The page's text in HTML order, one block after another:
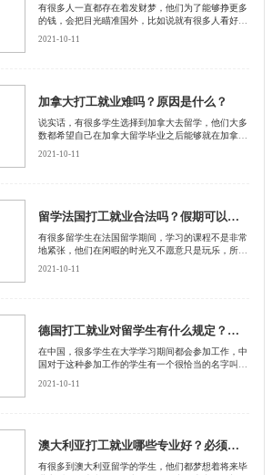
有很多人一直都存在着发财梦，他们为了能够挣更多
的钱，会把目光瞄准国外，比如说就有很多人看好到
2021-10-11
加拿大打工就业难吗？原因是什么？
说实话，有很多学生选择到加拿大去留学，他们大多
数都希望自己在加拿大留学毕业之后能够就在加拿大
2021-10-11
留学法国打工就业合法吗？假期可以留在法国打工吗？
有很多留学生在法国留学期间，学习的课程不是非常
地紧张，他们在闲暇的时光又不愿意只是玩乐，所以
2021-10-11
德国打工就业对留学生有什么规定？工作必须和学习专业相关吗？
在中国，很多学生在大学学习期间都会参加工作，中
国对于这种参加工作的学生有一个很恰当的名字叫做
2021-10-11
澳大利亚打工就业哪些专业好？必须要有雅思成绩吗？
有很多到澳大利亚留学的学生，他们都梦想着将来毕